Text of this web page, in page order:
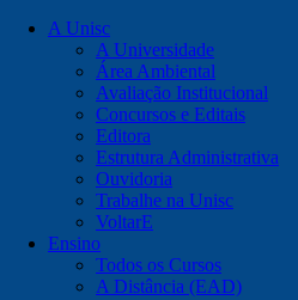
A Unisc
A Universidade
Área Ambiental
Avaliação Institucional
Concursos e Editais
Editora
Estrutura Administrativa
Ouvidoria
Trabalhe na Unisc
VoltarE
Ensino
Todos os Cursos
A Distância (EAD)